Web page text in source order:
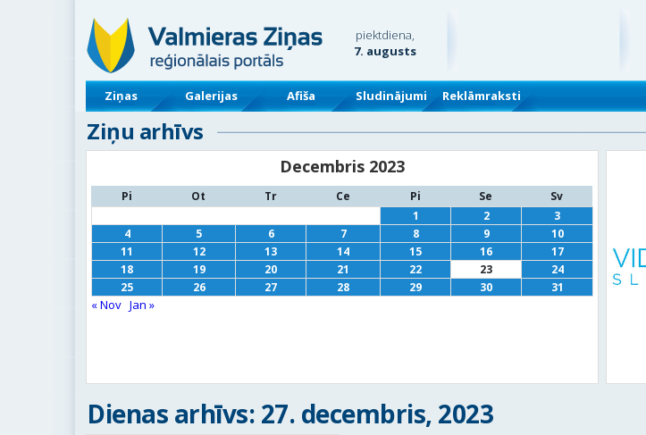
piektdiena,
7. augusts
Ziņas Galerijas Afiša Sludinājumi Reklāmraksti
Ziņu arhīvs
Decembris 2023
Pi Ot Tr Ce Pi Se
Sv
1
2
3
4
5 6 7 8 9
10
11
12 13 14 15 16
17
18
19 20 21 22 23
24
25
26 27 28 29 30 31
« Nov Jan »
Dienas arhīvs: 27. decembris, 2023